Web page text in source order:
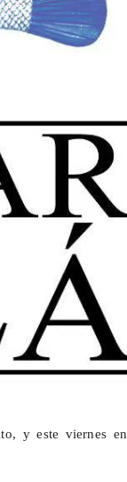
y este viernes en